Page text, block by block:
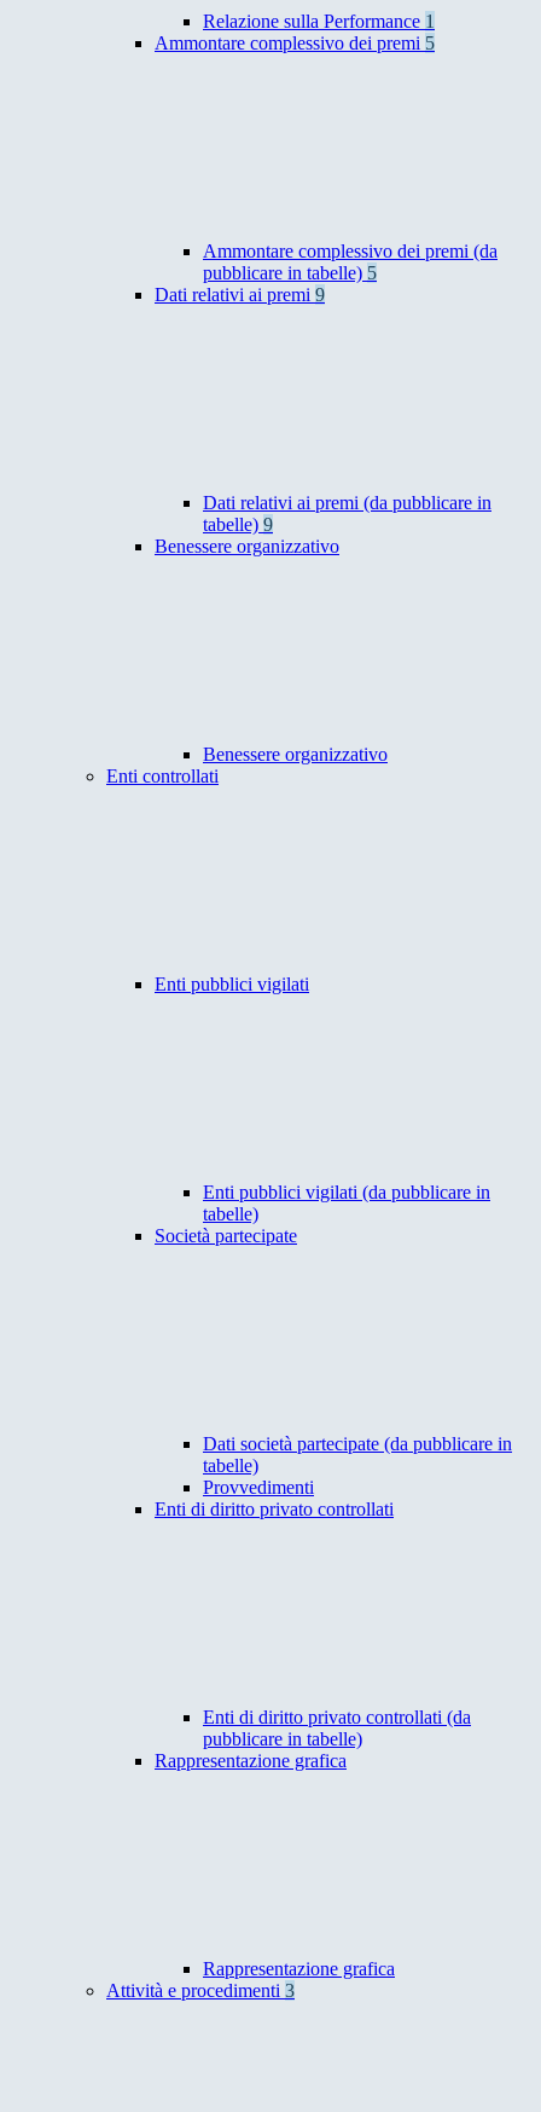
Relazione sulla Performance 1
Ammontare complessivo dei premi 5
Ammontare complessivo dei premi (da
pubblicare in tabelle) 5
Dati relativi ai premi 9
Dati relativi ai premi (da pubblicare in
tabelle) 9
Benessere organizzativo
Benessere organizzativo
Enti controllati
Enti pubblici vigilati
Enti pubblici vigilati (da pubblicare in
tabelle)
Società partecipate
Dati società partecipate (da pubblicare in
tabelle)
Provvedimenti
Enti di diritto privato controllati
Enti di diritto privato controllati (da
pubblicare in tabelle)
Rappresentazione grafica
Rappresentazione grafica
Attività e procedimenti 3